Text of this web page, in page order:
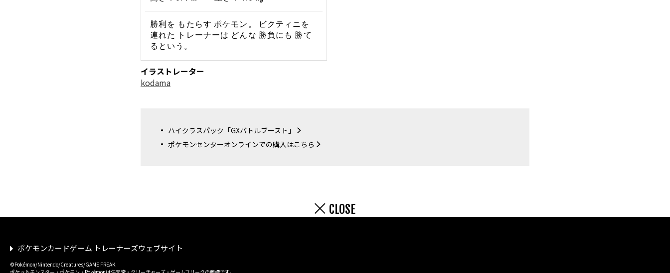
勝利を もたらす ポケモン。 ビクティニを
連れた トレーナーは どんな 勝負にも 勝て
るという。
イラストレーター
kodama
ハイクラスパック「GXバトルブースト」
ポケモンセンターオンラインでの購入はこちら
CLOSE
ポケモンカードゲーム トレーナーズウェブサイト
©Pokémon/Nintendo/Creatures/GAME FREAK